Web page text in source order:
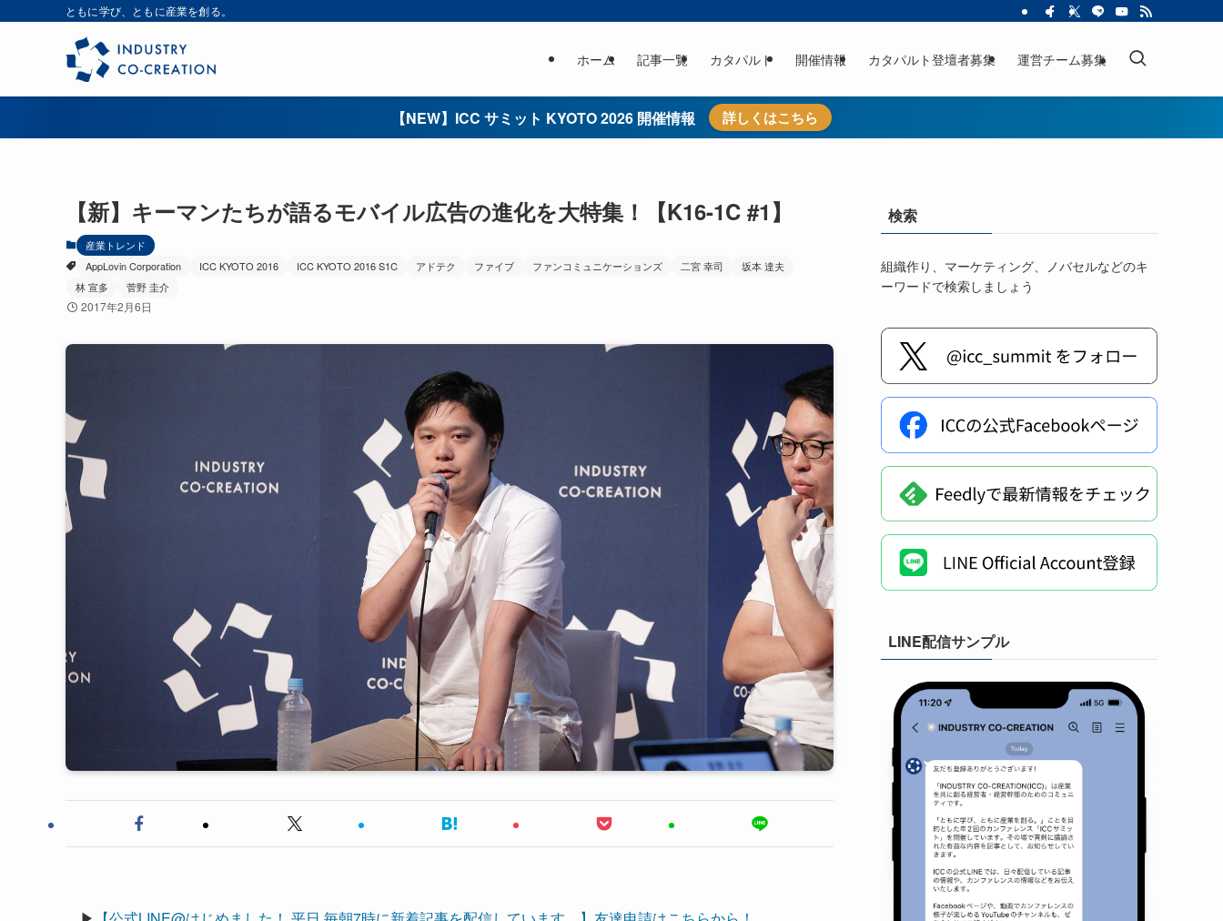
ともに学び、ともに産業を創る。
ホーム 記事一覧 カタパルト 開催情報 カタパルト登壇者募集 運営チーム募集
【NEW】ICC サミット KYOTO 2026 開催情報 詳しくはこちら
【新】キーマンたちが語るモバイル広告の進化を大特集！【K16-1C #1】
産業トレンド
AppLovin Corporation
ICC KYOTO 2016 ICC KYOTO 2016 S1C アドテク ファイブ ファンコミュニケーションズ 二宮 幸司
坂本 達夫
林 宣多
菅野 圭介
2017年2月6日
検索
組織作り、マーケティング、ノバセルなどのキ
ーワードで検索しましょう
LINE配信サンプル